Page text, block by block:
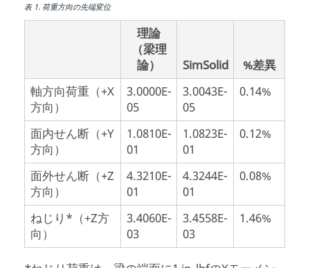
表1. 荷重方向の先端変位
理論
（梁理
論）
SimSolid
%差異
軸方向荷重（+X
方向）
3.0000E-
05
3.0043E-
05
0.14%
面内せん断（+Y
方向）
1.0810E-
01
1.0823E-
01
0.12%
面外せん断（+Z
方向）
4.3210E-
01
4.3244E-
01
0.08%
ねじり*（+Z方
向）
3.4060E-
03
3.4558E-
03
1.46%